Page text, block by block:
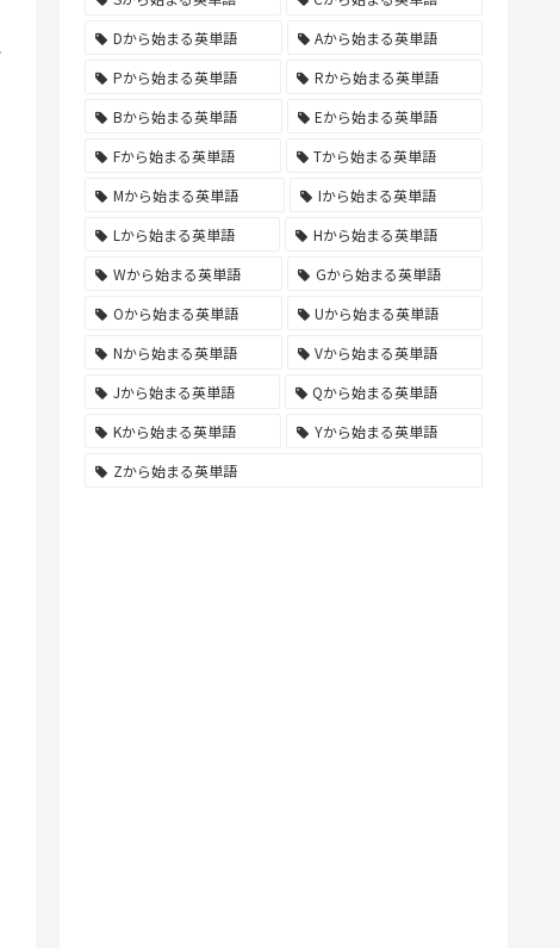
Dから始まる英単語
Aから始まる英単語
Pから始まる英単語
Rから始まる英単語
Bから始まる英単語
Eから始まる英単語
Fから始まる英単語
Tから始まる英単語
Mから始まる英単語
Iから始まる英単語
Lから始まる英単語
Hから始まる英単語
Wから始まる英単語
Gから始まる英単語
Oから始まる英単語
Uから始まる英単語
Nから始まる英単語
Vから始まる英単語
Jから始まる英単語
Qから始まる英単語
Kから始まる英単語
Yから始まる英単語
Zから始まる英単語